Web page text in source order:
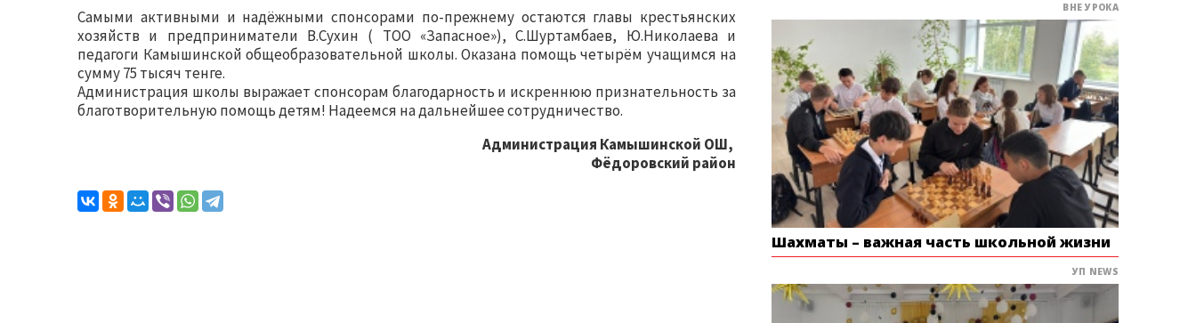
Самыми активными и надёжными спонсорами по-прежнему остаются главы крестьянских
хозяйств и предприниматели В.Сухин ( ТОО «Запасное»), С.Шуртамбаев, Ю.Николаева и
педагоги Камышинской общеобразовательной школы. Оказана помощь четырём учащимся на
сумму 75 тысяч тенге.
Администрация школы выражает спонсорам благодарность и искреннюю признательность за
благотворительную помощь детям! Надеемся на дальнейшее сотрудничество.
Администрация Камышинской ОШ,
Фёдоровский район
ВНЕ УРОКА
Шахматы – важная часть школьной жизни
УП NEWS